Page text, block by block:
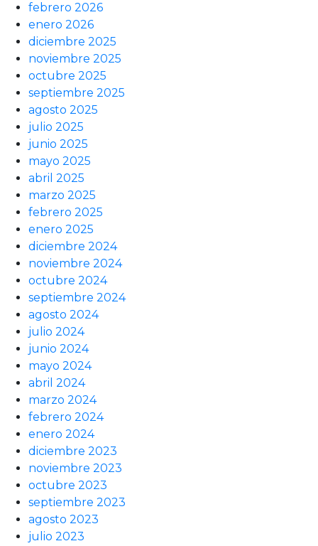
febrero 2026
enero 2026
diciembre 2025
noviembre 2025
octubre 2025
septiembre 2025
agosto 2025
julio 2025
junio 2025
mayo 2025
abril 2025
marzo 2025
febrero 2025
enero 2025
diciembre 2024
noviembre 2024
octubre 2024
septiembre 2024
agosto 2024
julio 2024
junio 2024
mayo 2024
abril 2024
marzo 2024
febrero 2024
enero 2024
diciembre 2023
noviembre 2023
octubre 2023
septiembre 2023
agosto 2023
julio 2023